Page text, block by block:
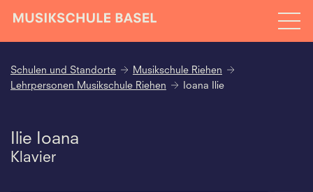
Schulen und Standorte
Musikschule Riehen
Lehrpersonen Musikschule Riehen
Ioana Ilie
Ilie Ioana
Klavier